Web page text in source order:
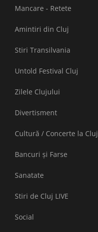
Mancare - Retete
Amintiri din Cluj
Stiri Transilvania
Untold Festival Cluj
Zilele Clujului
Divertisment
Cultură / Concerte la Cluj
Bancuri și Farse
Sanatate
Stiri de Cluj LIVE
Social